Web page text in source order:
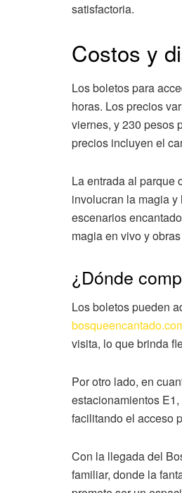
satisfactoria.
Costos y
Los boletos para
horas. Los precios
viernes, y 230 pesos
precios incluyen el
La entrada al parque
involucran la magia
escenarios
magia en vivo y
¿Dónde
Los boletos pueden
visita, lo que brinda
Por otro lado, en
estacionamientos
facilitando el acceso
Con la llegada del
familiar, donde la